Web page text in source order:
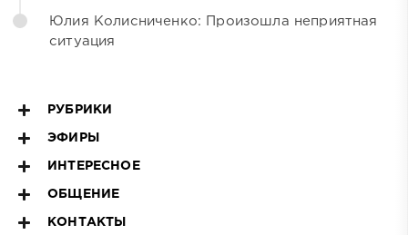
Юлия Колисниченко: Произошла неприятная
ситуация
РУБРИКИ
ЭФИРЫ
ИНТЕРЕСНОЕ
ОБЩЕНИЕ
КОНТАКТЫ